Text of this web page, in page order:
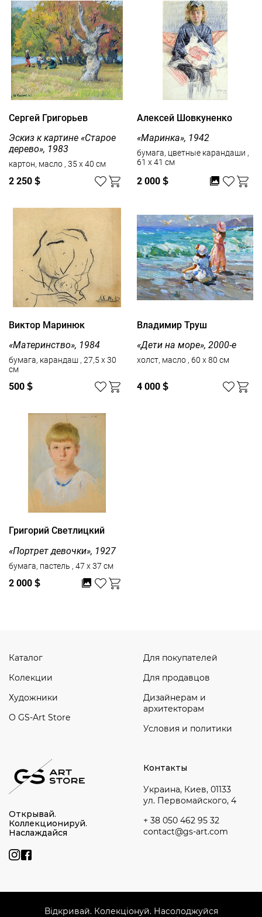
Сергей Григорьев
Эскиз к картине «Старое
дерево», 1983
картон, масло , 35 x 40 см
2 250 $
Алексей Шовкуненко
«Маринка», 1942
бумага, цветные карандаши ,
61 x 41 см
2 000 $
Виктор Маринюк
«Материнство», 1984
бумага, карандаш , 27,5 x 30
см
500 $
Владимир Труш
«Дети на море», 2000-е
холст, масло , 60 x 80 см
4 000 $
Григорий Светлицкий
«Портрет девочки», 1927
бумага, пастель , 47 x 37 см
2 000 $
Открывай.
Коллекционируй.
Наслаждайся
Контакты
Украина, Киев, 01133
ул. Первомайского, 4
+ 38 050 462 95 32
contact@gs-art.com
Каталог
Колекции
Художники
О GS-Art Store
Для покупателей
Для продавцов
Дизайнерам и
архитекторам
Условия и политики
Відкривай. Колекціонуй. Насолоджуйся